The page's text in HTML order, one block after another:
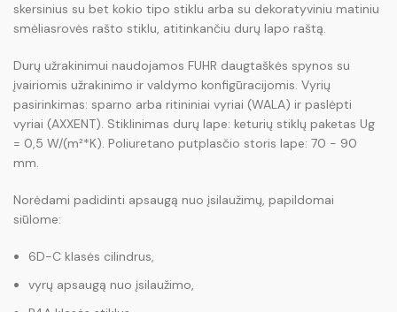
skersinius su bet kokio tipo stiklu arba su dekoratyviniu matiniu
smėliasrovės rašto stiklu, atitinkančiu durų lapo raštą.
Durų užrakinimui naudojamos FUHR daugtaškės spynos su
įvairiomis užrakinimo ir valdymo konfigūracijomis. Vyrių
pasirinkimas: sparno arba ritininiai vyriai (WALA) ir paslėpti
vyriai (AXXENT). Stiklinimas durų lape: keturių stiklų paketas Ug
= 0,5 W/(m²*K). Poliuretano putplasčio storis lape: 70 - 90
mm.
Norėdami padidinti apsaugą nuo įsilaužimų, papildomai
siūlome:
6D-C klasės cilindrus,
vyrų apsaugą nuo įsilaužimo,